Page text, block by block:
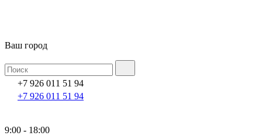
Ваш город
+7 926 011 51 94
+7 926 011 51 94
9:00 - 18:00